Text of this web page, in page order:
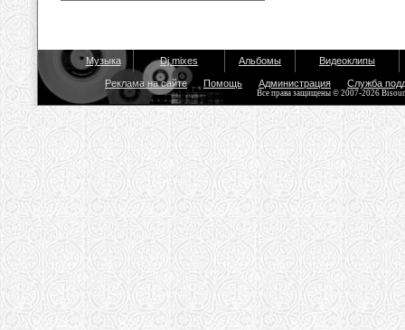
Музыка Dj mixes Альбомы Видеоклипы
Реклама на сайте Помощь Администрация Служба
Все права защищены © 2007-2026